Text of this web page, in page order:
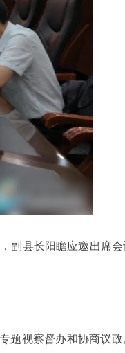
副县长阳瞻应邀出席
题视察督办和协商议